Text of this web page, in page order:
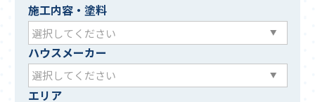
施工内容・塗料
ハウスメーカー
エリア